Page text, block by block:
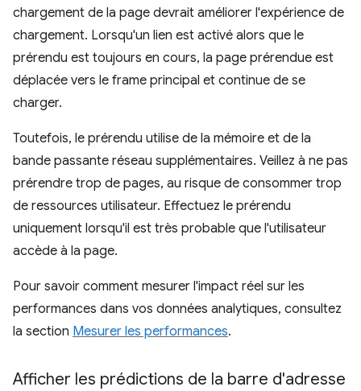
chargement de la page devrait améliorer l'expérience de
chargement. Lorsqu'un lien est activé alors que le
prérendu est toujours en cours, la page prérendue est
déplacée vers le frame principal et continue de se
charger.
Toutefois, le prérendu utilise de la mémoire et de la
bande passante réseau supplémentaires. Veillez à ne pas
prérendre trop de pages, au risque de consommer trop
de ressources utilisateur. Effectuez le prérendu
uniquement lorsqu'il est très probable que l'utilisateur
accède à la page.
Pour savoir comment mesurer l'impact réel sur les
performances dans vos données analytiques, consultez
la section Mesurer les performances.
Afficher les prédictions de la barre d'adresse